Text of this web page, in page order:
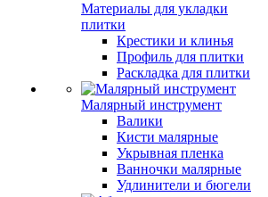
Материалы для укладки
плитки
Крестики и клинья
Профиль для плитки
Раскладка для плитки
Малярный инструмент
Валики
Кисти малярные
Укрывная пленка
Ванночки малярные
Удлинители и бюгели